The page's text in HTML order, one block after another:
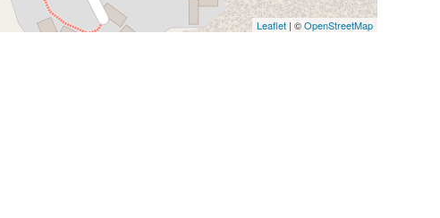
Leaflet| ©OpenStreetMap